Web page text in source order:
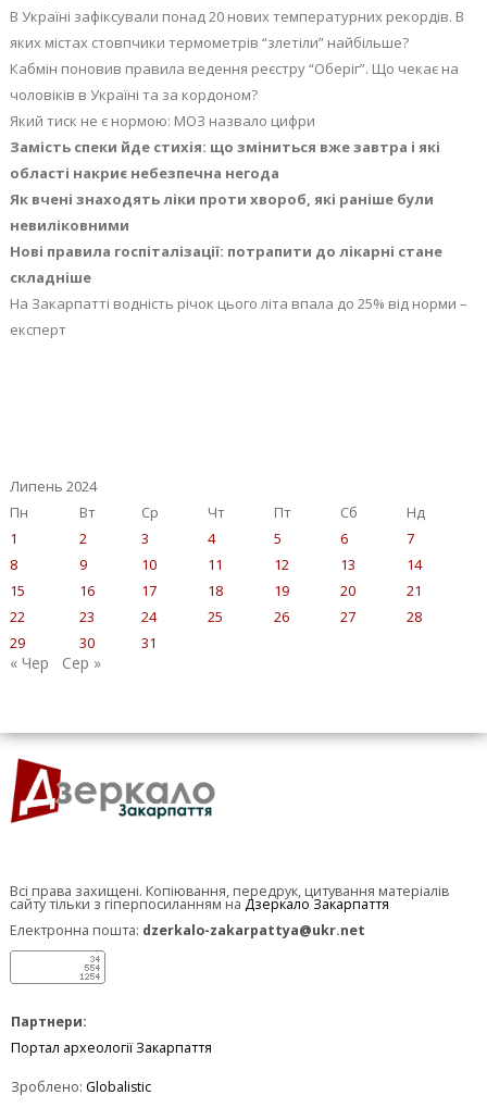
В Україні зафіксували понад 20 нових температурних рекордів. В
яких містах стовпчики термометрів “злетіли” найбільше?
Кабмін поновив правила ведення реєстру “Оберіг”. Що чекає на
чоловіків в Україні та за кордоном?
Який тиск не є нормою: МОЗ назвало цифри
Замість спеки йде стихія: що зміниться вже завтра і які
області накриє небезпечна негода
Як вчені знаходять ліки проти хвороб, які раніше були
невиліковними
Нові правила госпіталізації: потрапити до лікарні стане
складніше
На Закарпатті водність річок цього літа впала до 25% від норми –
експерт
Липень 2024
Пн
Вт Ср Чт Пт Сб
Нд
1
2 3 4 5 6
7
8
9 10 11 12 13
14
15
16 17 18 19 20
21
22
23 24 25 26 27
28
29
30 31
« Чер Сер »
Всі права захищені. Копіювання, передрук, цитування матеріалів
сайту тільки з гіперпосиланням на Дзеркало Закарпаття
Електронна пошта: dzerkalo-zakarpattya@ukr.net
Партнери:
Портал археології Закарпаття
Зроблено: Globalistic